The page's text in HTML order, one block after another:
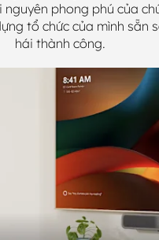
phong phú của
tổ chức của mình sẵn
hái thành công.